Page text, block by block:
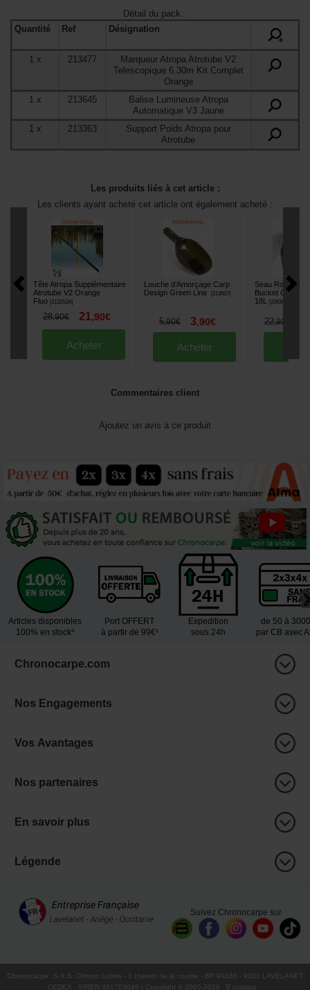
Détail du pack :
Quantité
Ref
Désignation
+
1 x 213477
Marqueur Atropa Atrotube V2
Telescopique 6.30m Kit Complet
Orange
1 x 213645
Balise Lumineuse Atropa
Automatique V3 Jaune
1x 213363
Support Poids Atropa pour
Atrotube
Les produits liés à cet article :
Les clients ayant acheté cet article ont également acheté :
Tête Atropa Supplémentaire
Atrotube V2 Orange
Fluo [213252A]
28,90€ 21,90€
Acheter
Louche d’Amorçage Carp
Design Green Line
[213507]
5,90€ 3,90€
Acheter
Seau Rond
Bucket Complet
18L
[226301
22,90
Commentaires client
Ajoutez un avis à ce produit
Articles disponibles
100% en stock³
Port OFFERT
à partir de 99€¹
Expedition
sous 24h
de 50 à
par CB avec
Chronocarpe.com
Nos Engagements
Vos Avantages
Nos partenaires
En savoir plus
Légende
Suivez Chronocarpe sur
Chronocarpe : S.A.S. Chrono Loisirs - 1 chemin de la coume - BP 90185 - 9301 LAVELANET
CEDEX - SIREN 481703049 | Copyright © 2005-2026 ∇ ccdispo